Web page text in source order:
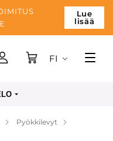
Lue
lisää
FI
Pyökkilevyt